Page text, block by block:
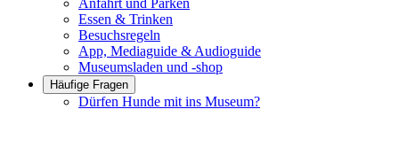
Anfahrt und Parken
Essen & Trinken
Besuchsregeln
App, Mediaguide & Audioguide
Museumsladen und -shop
Häufige Fragen
Dürfen Hunde mit ins Museum?